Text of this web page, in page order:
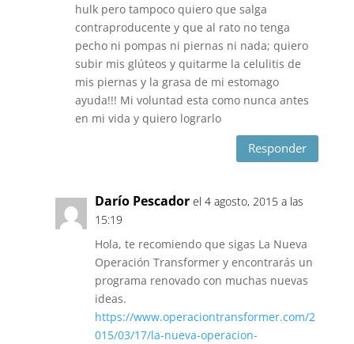
hulk pero tampoco quiero que salga
contraproducente y que al rato no tenga
pecho ni pompas ni piernas ni nada; quiero
subir mis glúteos y quitarme la celulitis de
mis piernas y la grasa de mi estomago
ayuda!!! Mi voluntad esta como nunca antes
en mi vida y quiero lograrlo
Responder
Darío Pescador el 4 agosto, 2015 a las
15:19
Hola, te recomiendo que sigas La Nueva
Operación Transformer y encontrarás un
programa renovado con muchas nuevas
ideas.
https://www.operaciontransformer.com/2
015/03/17/la-nueva-operacion-